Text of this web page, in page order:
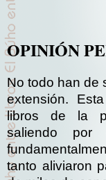
OPINIÓN
No todo han de
extensión.
libros de la
saliendo por
tanto aliviaron